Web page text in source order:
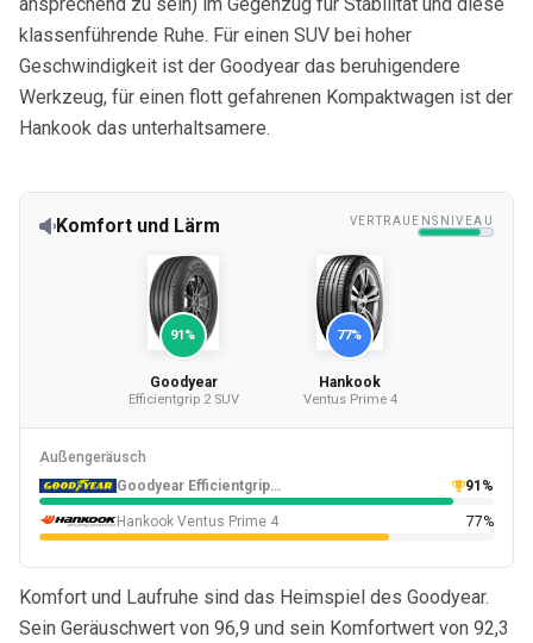
klassenführende Ruhe. Für einen SUV bei hoher
Geschwindigkeit ist der Goodyear das beruhigendere
Werkzeug, für einen flott gefahrenen Kompaktwagen ist der
Hankook das unterhaltsamere.
Komfort und Lärm VERTRAUENSNIVEAU
91%
Goodyear
Efficientgrip 2 SUV
77%
Hankook
Ventus Prime 4
Außengeräusch
Goodyear Efficientgrip 2 SUV
91%
Hankook Ventus Prime 4 77%
Komfort und Laufruhe sind das Heimspiel des Goodyear.
Sein Geräuschwert von 96,9 und sein Komfortwert von 92,3